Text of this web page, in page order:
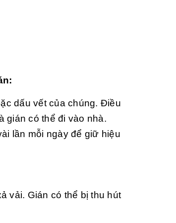
dấu vết của chúng. Điều
gián có thể đi vào nhà.
lần mỗi ngày để giữ hiệu
vải. Gián có thể bị thu hút